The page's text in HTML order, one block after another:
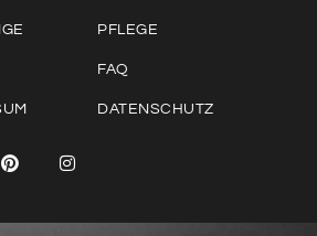
PFLEGE
FAQ
DATENSCHUTZ